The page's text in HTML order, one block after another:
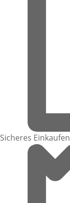
Sicheres Einkaufen